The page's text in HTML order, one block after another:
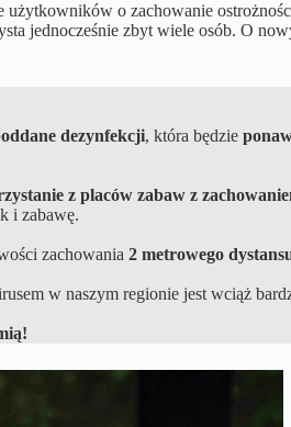
o zachowanie
jednocześnie zbyt wiele osób. O
dezynfekcji, która będzie
z placów zabaw z
i zabawę.
zachowania 2 metrowego
w naszym regionie jest wciąż